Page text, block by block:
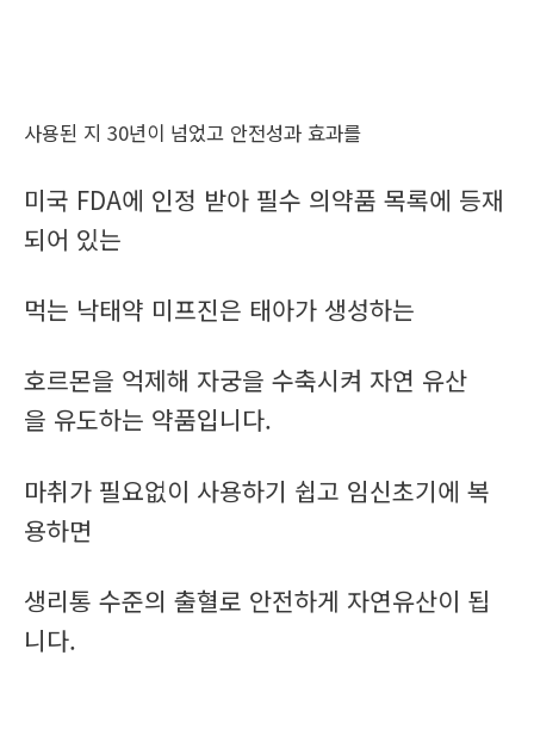
사용된 지 30년이 넘었고 안전성과 효과를
미국 FDA에 인정 받아 필수 의약품 목록에 등재
되어 있는
먹는 낙태약 미프진은 태아가 생성하는
호르몬을 억제해 자궁을 수축시켜 자연 유산
을 유도하는 약품입니다.
마취가 필요없이 사용하기 쉽고 임신초기에 복
용하면
생리통 수준의 출혈로 안전하게 자연유산이 됩
니다.